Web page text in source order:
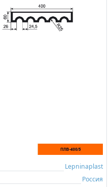
Lepninaplast
Россия